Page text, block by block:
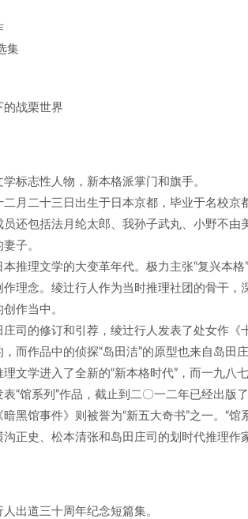
集
的战栗世界
标志性人物，新本格派掌门和旗手。
月二十三日出生于日本京都，毕业于名校
还包括法月纶太郎、我孙子武丸、小野不由
子。
推理文学的大变革年代。极力主张“复兴本
理念。绫辻行人作为当时推理社团的骨干
作当中。
司的修订和引荐，绫辻行人发表了处女作《
而作品中的侦探“岛田洁”的原型也来自岛田
文学进入了全新的“新本格时代”，而一九八七
“馆系列”作品，截止到二〇一二年已经出版
黑馆事件》则被誉为“新五大奇书”之一。“馆
正史、松本清张和岛田庄司的划时代推理作
出道三十周年纪念短篇集。